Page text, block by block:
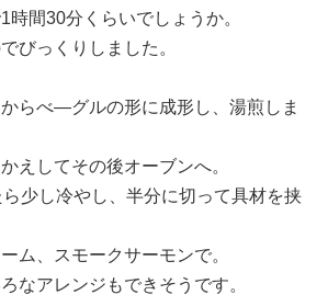
時間30分くらいでしょうか。
びっくりしました。
らべ―グルの形に成形し、湯煎しま
えしてその後オーブンへ。
少し冷やし、半分に切って具材を挟
ム、スモークサーモンで。
なアレンジもできそうです。